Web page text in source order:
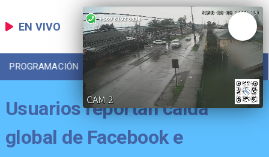
EN VIVO
PROGRAMACIÓN LOCAL DEPORTES
Usuarios reportan caída
global de Facebook e